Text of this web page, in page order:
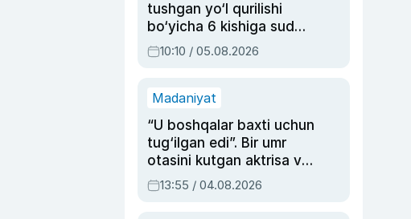
tushgan yo‘l qurilishi
bo‘yicha 6 kishiga sud
hukmi o‘qildi
10:10 / 05.08.2026
Madaniyat
“U boshqalar baxti uchun
tug‘ilgan edi”. Bir umr
otasini kutgan aktrisa va
dublyaj ustasi Rimma
Ahmedovaning
13:55 / 04.08.2026